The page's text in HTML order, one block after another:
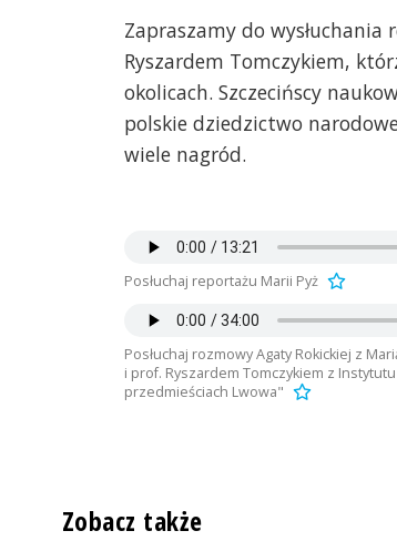
Zapraszamy do
Ryszardem Tomczykiem,
okolicach. Szczecińscy
polskie dziedzictwo
wiele nagród.
Posłuchaj reportażu Marii Pyż
Posłuchaj rozmowy Agaty Rokickiej z
i prof. Ryszardem Tomczykiem z
przedmieściach Lwowa"
Zobacz także